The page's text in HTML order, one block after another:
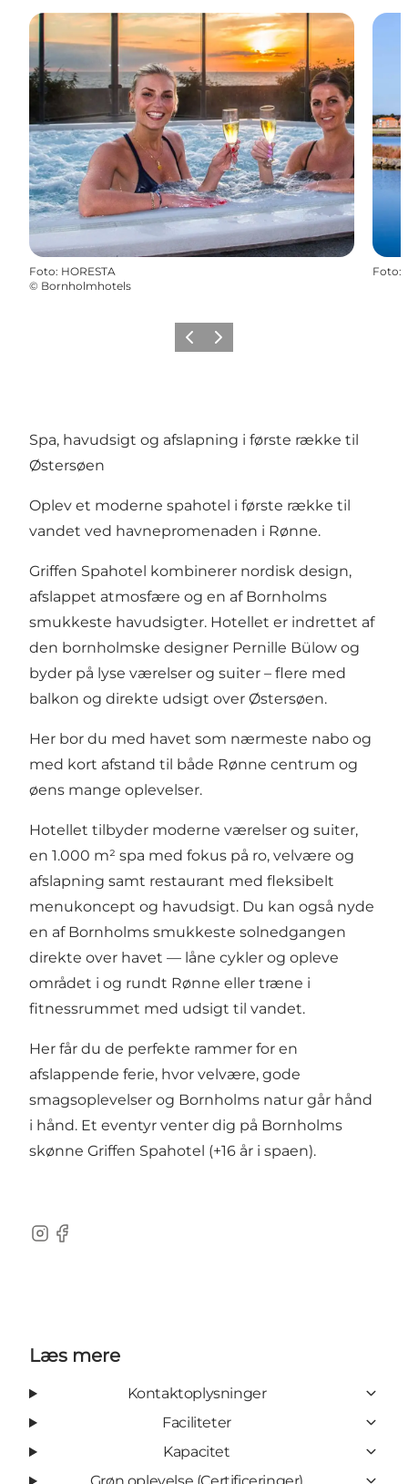
Foto: HORESTA
© Bornholmhotels
Foto:
ForrigeNæste
Spa, havudsigt og afslapning i første række til
Østersøen
Oplev et moderne spahotel i første række til
vandet ved havnepromenaden i Rønne.
Griffen Spahotel kombinerer nordisk design,
afslappet atmosfære og en af Bornholms
smukkeste havudsigter. Hotellet er indrettet af
den bornholmske designer Pernille Bülow og
byder på lyse værelser og suiter – flere med
balkon og direkte udsigt over Østersøen.
Her bor du med havet som nærmeste nabo og
med kort afstand til både Rønne centrum og
øens mange oplevelser.
Hotellet tilbyder moderne værelser og suiter,
en 1.000 m² spa med fokus på ro, velvære og
afslapning samt restaurant med fleksibelt
menukoncept og havudsigt. Du kan også nyde
en af Bornholms smukkeste solnedgangen
direkte over havet –– låne cykler og opleve
området i og rundt Rønne eller træne i
fitnessrummet med udsigt til vandet.
Her får du de perfekte rammer for en
afslappende ferie, hvor velvære, gode
smagsoplevelser og Bornholms natur går hånd
i hånd. Et eventyr venter dig på Bornholms
skønne Griffen Spahotel (+16 år i spaen).
Instagram
Facebook
Læs mere
Kontaktoplysninger
Faciliteter
Kapacitet